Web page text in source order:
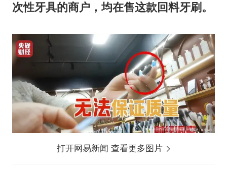
次性牙具的商户，均在售这款回料牙刷。
打开网易新闻 查看更多图片